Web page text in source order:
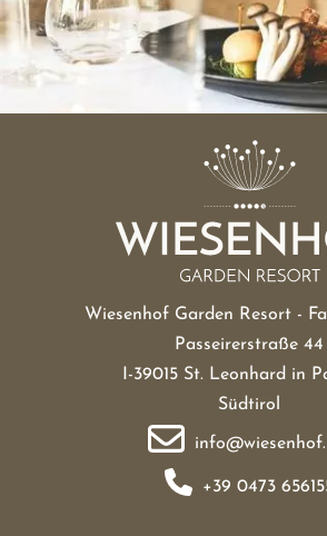
Wiesenhof Garden Resort -
Passeirerstraße 44
I-39015 St. Leonhard in
Südtirol
+39 0473